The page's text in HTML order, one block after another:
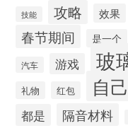
技能 攻略 效果
春节期间 是一个
汽车 游戏 玻
礼物 红包 自
都是 隔音材料